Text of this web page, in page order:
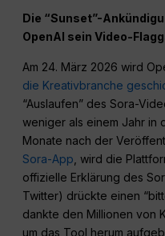
Die “Sunset”-
OpenAI sein Video-
Am 24. März 2026 wird
die Kreativbranche
“Auslaufen” des Sora-
weniger als einem Jahr in
Monate nach der
Sora-App , wird die
offizielle Erklärung des
Twitter) drückte einen
dankte den Millionen von
um das Tool herum